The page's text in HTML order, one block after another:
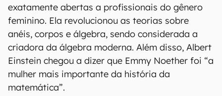
exatamente abertas a profissionais do gênero
feminino. Ela revolucionou as teorias sobre
anéis, corpos e álgebra, sendo considerada a
criadora da álgebra moderna. Além disso, Albert
Einstein chegou a dizer que Emmy Noether foi “a
mulher mais importante da história da
matemática”.